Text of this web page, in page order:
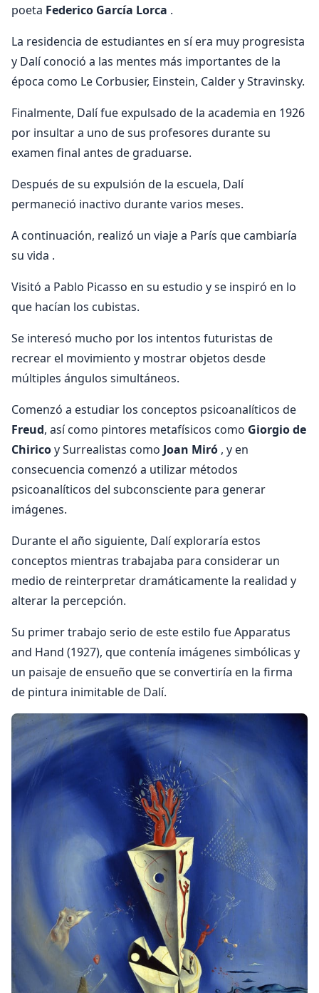
poeta Federico García Lorca .
La residencia de estudiantes en sí era muy progresista
y Dalí conoció a las mentes más importantes de la
época como Le Corbusier, Einstein, Calder y Stravinsky.
Finalmente, Dalí fue expulsado de la academia en 1926
por insultar a uno de sus profesores durante su
examen final antes de graduarse.
Después de su expulsión de la escuela, Dalí
permaneció inactivo durante varios meses.
A continuación, realizó un viaje a París que cambiaría
su vida .
Visitó a Pablo Picasso en su estudio y se inspiró en lo
que hacían los cubistas.
Se interesó mucho por los intentos futuristas de
recrear el movimiento y mostrar objetos desde
múltiples ángulos simultáneos.
Comenzó a estudiar los conceptos psicoanalíticos de
Freud, así como pintores metafísicos como Giorgio de
Chiricoy Surrealistas como Joan Miró , y en
consecuencia comenzó a utilizar métodos
psicoanalíticos del subconsciente para generar
imágenes.
Durante el año siguiente, Dalí exploraría estos
conceptos mientras trabajaba para considerar un
medio de reinterpretar dramáticamente la realidad y
alterar la percepción.
Su primer trabajo serio de este estilo fue Apparatus
and Hand (1927), que contenía imágenes simbólicas y
un paisaje de ensueño que se convertiría en la firma
de pintura inimitable de Dalí.